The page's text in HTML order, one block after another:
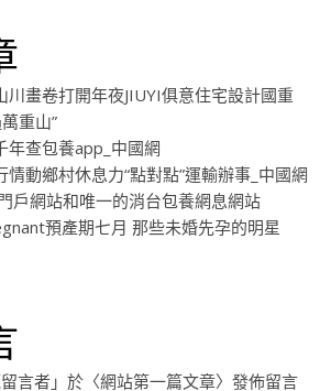
川畫卷打開年夜JIUYI俱意住宅設計國重
重山”
年查包養app_中國網
動鄉村休息力“點對點”運輸辦事_中國網
戶網站和唯一的消台包養網息網站
預產期七月 那些未婚先孕的明星
言者 」於〈網站第一篇文章〉發佈留言